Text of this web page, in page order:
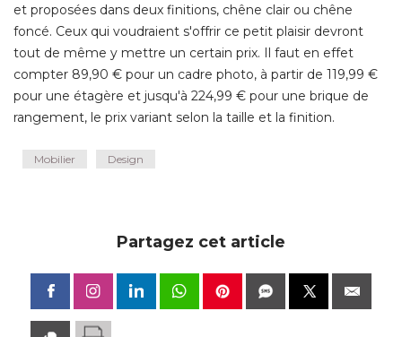
et proposées dans deux finitions, chêne clair ou chêne
foncé. Ceux qui voudraient s'offrir ce petit plaisir devront
tout de même y mettre un certain prix. Il faut en effet
compter 89,90 € pour un cadre photo, à partir de 119,99 €
pour une étagère et jusqu'à 224,99 € pour une brique de
rangement, le prix variant selon la taille et la finition.
Mobilier Design
Partagez cet article